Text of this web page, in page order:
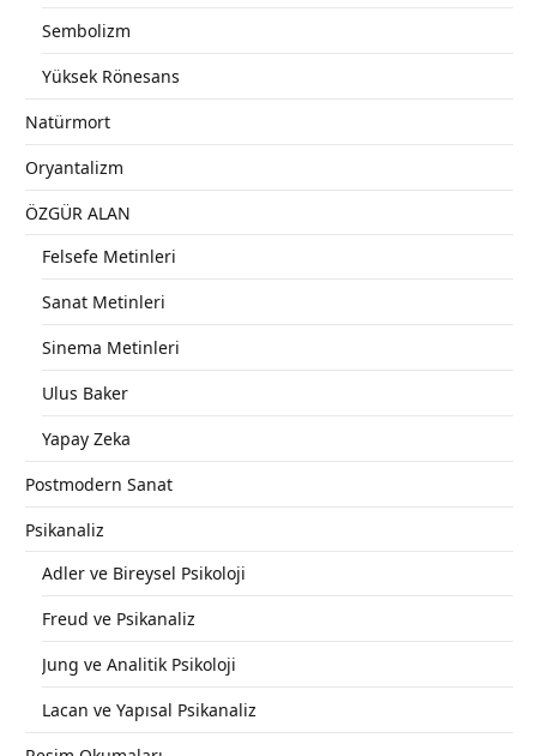
Sembolizm
Yüksek Rönesans
Natürmort
Oryantalizm
ÖZGÜR ALAN
Felsefe Metinleri
Sanat Metinleri
Sinema Metinleri
Ulus Baker
Yapay Zeka
Postmodern Sanat
Psikanaliz
Adler ve Bireysel Psikoloji
Freud ve Psikanaliz
Jung ve Analitik Psikoloji
Lacan ve Yapısal Psikanaliz